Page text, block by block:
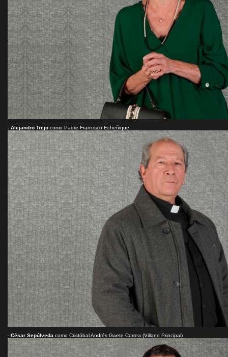
- Alejandro Trejo como Padre Francisco Echeñique
- César Sepúlveda como Cristóbal Andrés Gaete Correa (Villano Principal)